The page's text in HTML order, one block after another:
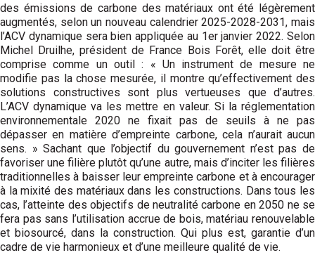
des émissions de carbone des matériaux ont été légère­ment
augmentés, selon un nouveau calendrier 2025-2028-2031, mais
l’ACV dynamique sera bien appliquée au 1er janvier 2022. Selon
Michel Druilhe, président de France Bois Forêt, elle doit être
comprise comme un outil : « Un instrument de mesure ne
modifie pas la chose mesurée, il montre qu’effectivement des
solutions constructives sont plus vertueuses que d’autres.
L’ACV dynamique va les mettre en valeur. Si la réglementation
environnementale 2020 ne fixait pas de seuils à ne pas
dépasser en matière d’empreinte carbone, cela n’aurait aucun
sens. » Sachant que l’objectif du gouvernement n’est pas de
favoriser une filière plutôt qu’une autre, mais d’inciter les filières
traditionnelles à baisser leur empreinte carbone et à encourager
à la mixité des matériaux dans les constructions. Dans tous les
cas, l’atteinte des objectifs de neutralité carbone en 2050 ne se
fera pas sans l’utilisation accrue de bois, matériau renouvelable
et biosourcé, dans la construction. Qui plus est, garantie d’un
cadre de vie harmonieux et d’une meilleure qualité de vie.